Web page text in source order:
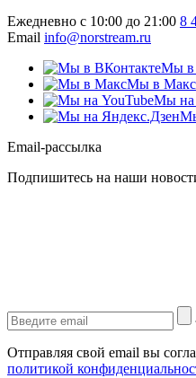
Ежедневно с 10:00 до 21:00 8
Email info@norstream.ru
Мы в
Мы в Макс
Мы на
Email-рассылка
Подпишитесь на наши
Отправляя свой email вы
политикой